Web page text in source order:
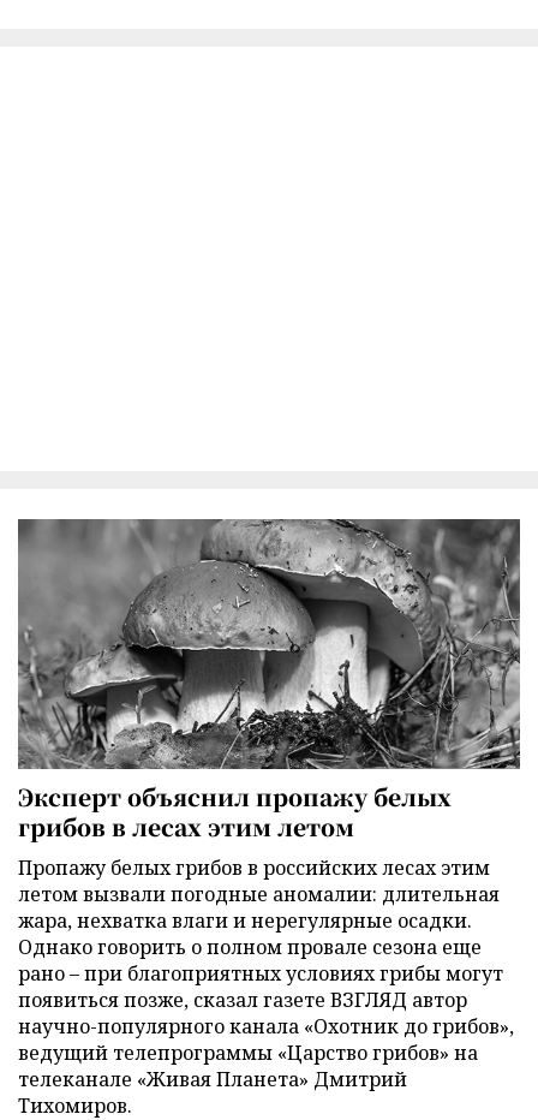
Эксперт объяснил пропажу белых
грибов в лесах этим летом
Пропажу белых грибов в российских лесах этим
летом вызвали погодные аномалии: длительная
жара, нехватка влаги и нерегулярные осадки.
Однако говорить о полном провале сезона еще
рано – при благоприятных условиях грибы могут
появиться позже, сказал газете ВЗГЛЯД автор
научно-популярного канала «Охотник до грибов»,
ведущий телепрограммы «Царство грибов» на
телеканале «Живая Планета» Дмитрий
Тихомиров.